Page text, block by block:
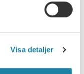
Visa detaljer